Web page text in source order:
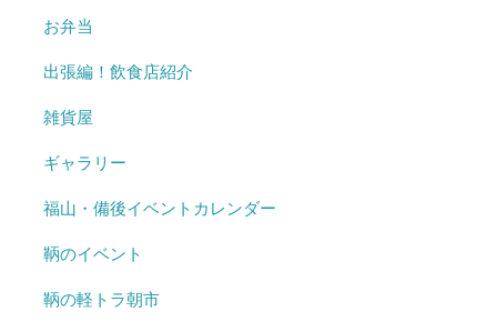
お弁当
出張編！飲食店紹介
雑貨屋
ギャラリー
福山・備後イベントカレンダー
鞆のイベント
鞆の軽トラ朝市